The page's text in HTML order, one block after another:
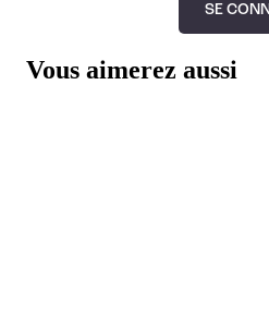
SE
Vous aimerez aussi